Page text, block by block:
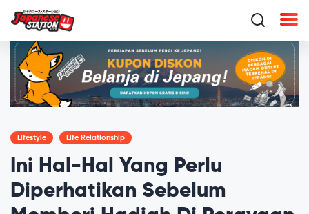
Lifestyle Life Relationship
Ini Hal-Hal Yang Perlu
Diperhatikan Sebelum